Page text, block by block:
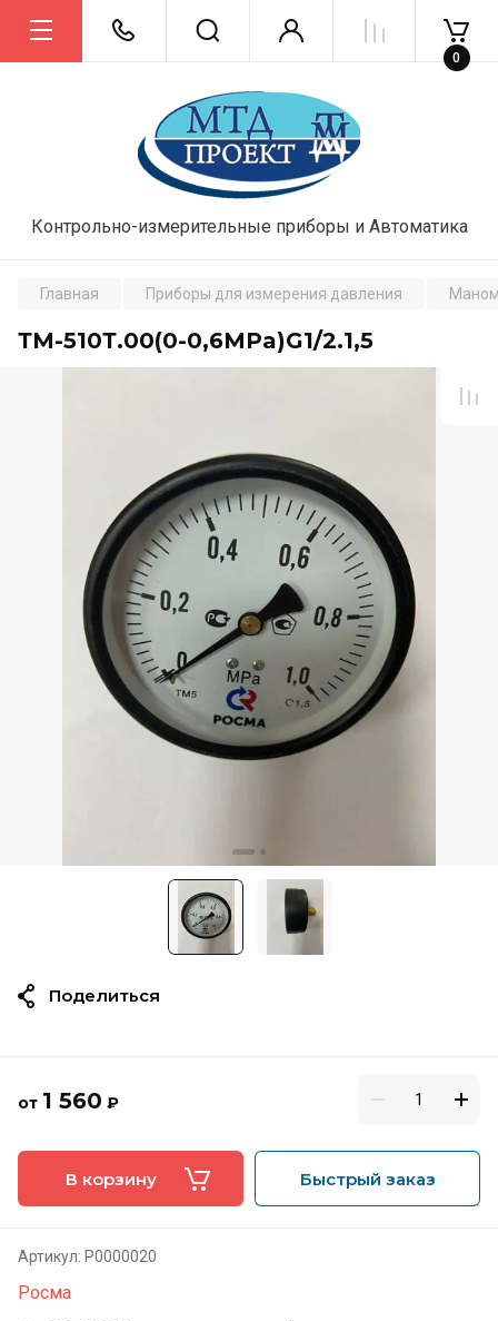
Контрольно-измерительные приборы и Автоматика
0
Главная Приборы для измерения давления
ТМ-510Т.00(0-0,6MPa)G1/2.1,5
от 1 560 ₽
В корзину Быстрый заказ
Артикул: Р0000020
Росма
Поделиться